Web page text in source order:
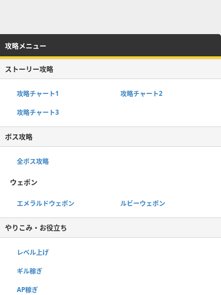
攻略メニュー
ストーリー攻略
攻略チャート1 攻略チャート2
攻略チャート3
ボス攻略
全ボス攻略
ウェポン
エメラルドウェポン ルビーウェポン
やりこみ・お役立ち
レベル上げ
ギル稼ぎ
AP稼ぎ